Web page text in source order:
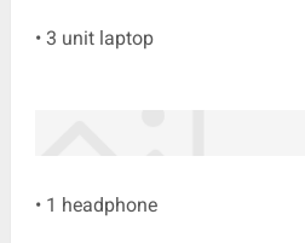
• 3 unit laptop
• 1 headphone